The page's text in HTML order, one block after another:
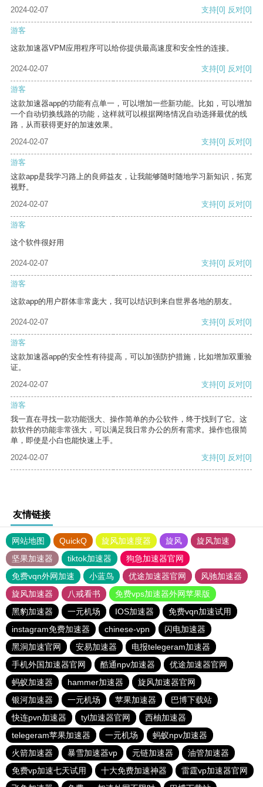
2024-02-07
支持[0] 反对[0]
游客
这款加速器VPM应用程序可以给你提供最高速度和安全性的连接。
2024-02-07 支持[0] 反对[0]
游客
这款加速器app的功能有点单一，可以增加一些新功能。比如，可以增加
一个自动切换线路的功能，这样就可以根据网络情况自动选择最优的线
路，从而获得更好的加速效果。
2024-02-07
支持[0] 反对[0]
游客
这款app是我学习路上的良师益友，让我能够随时随地学习新知识，拓宽
视野。
2024-02-07
支持[0] 反对[0]
游客
这个软件很好用
2024-02-07 支持[0] 反对[0]
游客
这款app的用户群体非常庞大，我可以结识到来自世界各地的朋友。
2024-02-07 支持[0] 反对[0]
游客
这款加速器app的安全性有待提高，可以加强防护措施，比如增加双重验
证。
2024-02-07
支持[0] 反对[0]
游客
我一直在寻找一款功能强大、操作简单的办公软件，终于找到了它。这
款软件的功能非常强大，可以满足我日常办公的所有需求。操作也很简
单，即使是小白也能快速上手。
2024-02-07
支持[0] 反对[0]
友情链接
网站地图 QuickQ 旋风加速度器 旋风
旋风加速
坚果加速器
tiktok加速器
狗急加速器官网
免费vqn外网加速
小蓝鸟 优途加速器官网
风驰加速器
旋风加速器
八戒看书
免费vps加速器外网苹果版
黑豹加速器
一元机场 IOS加速器
免费vqn加速试用
instagram免费加速器
chinese-vpn
闪电加速器
黑洞加速官网
安易加速器
电报telegeram加速器
手机外国加速器官网
酷通npv加速器
优途加速器官网
蚂蚁加速器
hammer加速器
旋风加速器官网
银河加速器
一元机场 苹果加速器
巴博下载站
快连pvn加速器
tyl加速器官网
西柚加速器
telegeram苹果加速器
一元机场
蚂蚁npv加速器
火箭加速器
暴雪加速器vp 元链加速器
油管加速器
免费vp加速七天试用
十大免费加速神器
雷霆vp加速器官网